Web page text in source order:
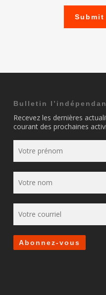
Bulletin
Recevez les dernières
courant des prochaines